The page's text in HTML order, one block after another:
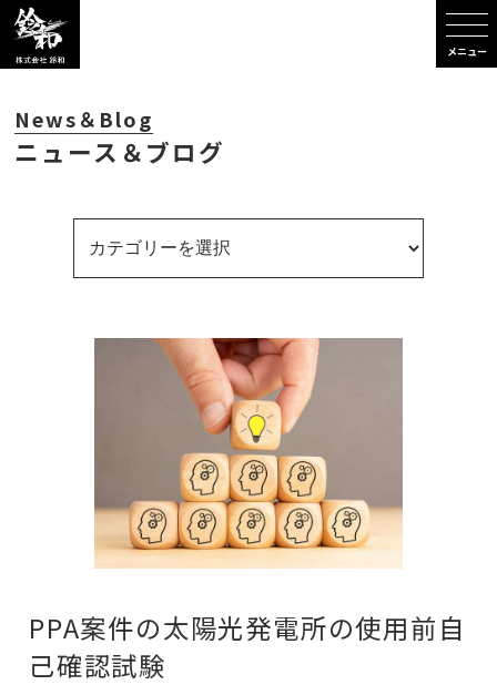
メニュー
News＆Blog
ニュース＆ブログ
PPA案件の太陽光発電所の使用前自
己確認試験